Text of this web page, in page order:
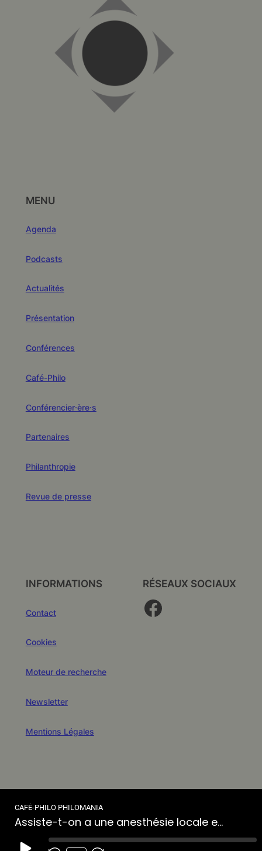
CAFÉ-PHILO PHILOMANIA
Assiste-t-on a une anesthésie locale et générale des esprits ?
MENU
Agenda
Podcasts
Actualités
Présentation
Conférences
Café-Philo
Conférencier·ère·s
Partenaires
Philanthropie
Revue de presse
INFORMATIONS
Contact
Cookies
Moteur de recherche
Newsletter
Mentions Légales
RÉSEAUX SOCIAUX
Facebook